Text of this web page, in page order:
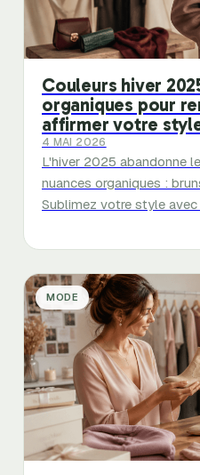
Couleurs hiver
organiques pour
affirmer votre
4 MAI 2026
L'hiver 2025 abandonne
nuances organiques :
Sublimez votre style
MODE